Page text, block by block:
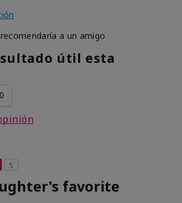
recomendaría a un amigo
útil esta
0
5
favorite